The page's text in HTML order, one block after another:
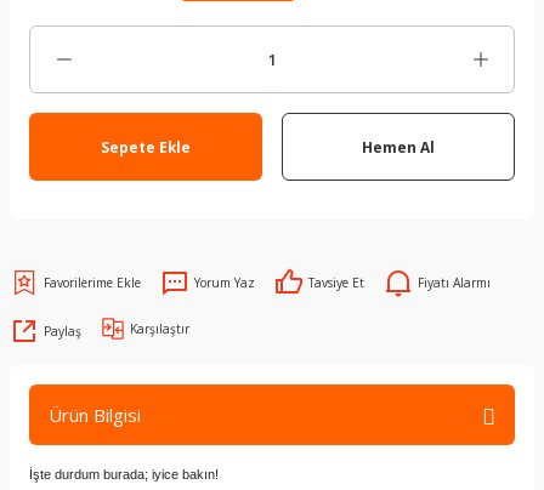
Sepete Ekle Hemen Al
Yorum Yaz Tavsiye Et Fiyatı Alarmı
Paylaş Karşılaştır
Ürün Bilgisi
İşte durdum burada; iyice bakın!